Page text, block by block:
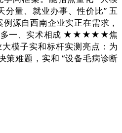
分量、就业办事、性价比” 五
源自西南企业实正在需求，
多一、实术相成 ★★★★★焦
模子实和标杆实测亮点：为
策难题，实和 “设备毛病诊断